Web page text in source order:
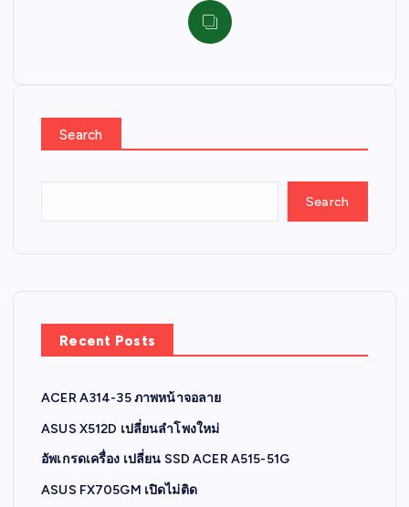
Search
Search
Recent Posts
ACER A314-35 ภาพหน้าจอลาย
ASUS X512D เปลี่ยนลำโพงใหม่
อัพเกรดเครื่อง เปลี่ยน SSD ACER A515-51G
ASUS FX705GM เปิดไม่ติด